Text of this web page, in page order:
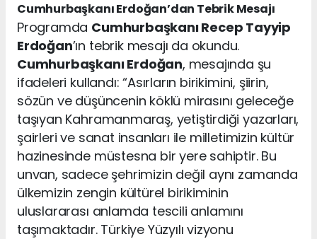
Cumhurbaşkanı Erdoğan’dan Tebrik Mesajı
Programda Cumhurbaşkanı Recep Tayyip
Erdoğan’ın tebrik mesajı da okundu.
Cumhurbaşkanı Erdoğan, mesajında şu
ifadeleri kullandı: “Asırların birikimini, şiirin,
sözün ve düşüncenin köklü mirasını geleceğe
taşıyan Kahramanmaraş, yetiştirdiği yazarları,
şairleri ve sanat insanları ile milletimizin kültür
hazinesinde müstesna bir yere sahiptir. Bu
unvan, sadece şehrimizin değil aynı zamanda
ülkemizin zengin kültürel birikiminin
uluslararası anlamda tescili anlamını
taşımaktadır. Türkiye Yüzyılı vizyonu